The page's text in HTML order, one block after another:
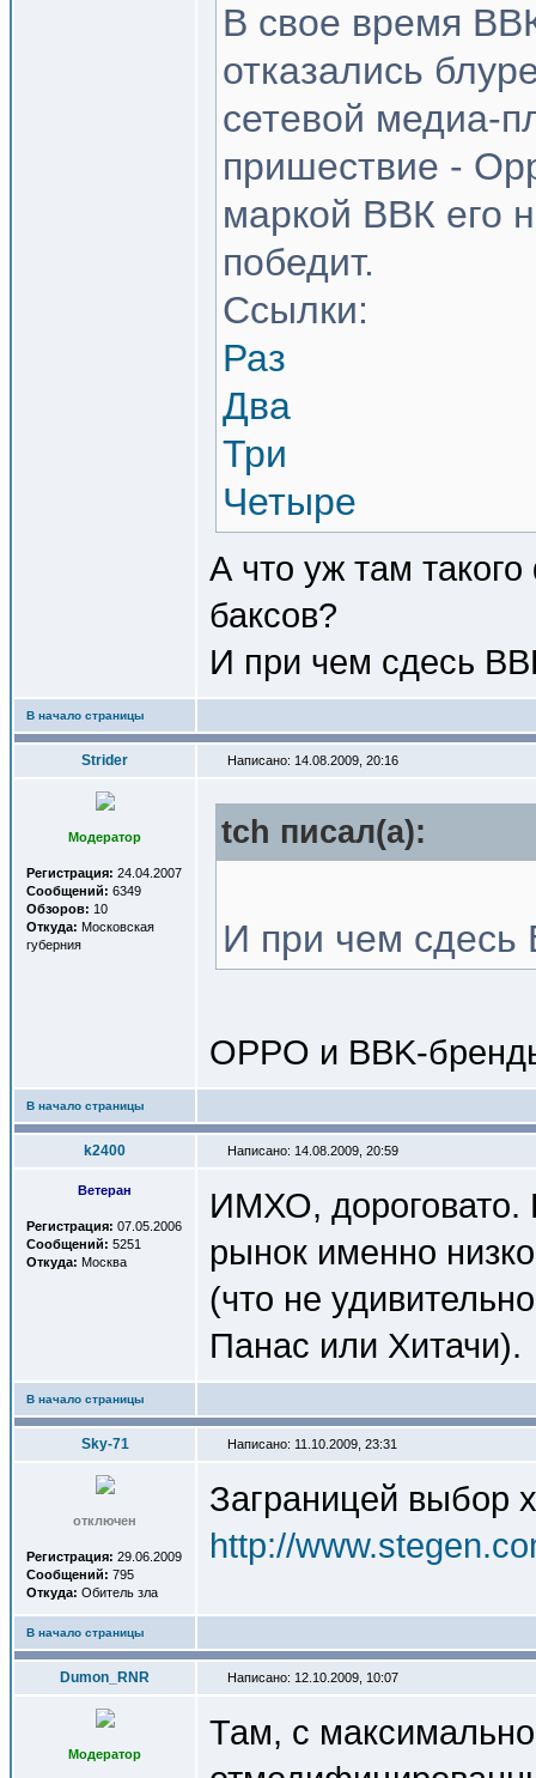
В свое время
отказались
сетевой медиа-
пришествие -
маркой ВВК его
победит.
Ссылки:
Раз
Два
Три
Четыре
А что уж там
баксов?
И при чем сдесь
В начало страницы
Strider Написано: 14.08.2009, 20:16
Модератор
Регистрация: 24.04.2007
Сообщений: 6349
Обзоров: 10
Откуда: Московская
губерния
tch писал(a):
И при чем сдесь
OPPO и BBK-
В начало страницы
k2400 Написано: 14.08.2009, 20:59
Ветеран
Регистрация: 07.05.2006
Сообщений: 5251
Откуда: Москва
ИМХО, дороговато.
рынок именно
(что не
Панас или Хитачи).
В начало страницы
Sky-71 Написано: 11.10.2009, 23:31
отключен
Регистрация: 29.06.2009
Сообщений: 795
Откуда: Обитель зла
Заграницей выбор
http://
В начало страницы
Dumon_RNR Написано: 12.10.2009, 10:07
Модератор
Там, с